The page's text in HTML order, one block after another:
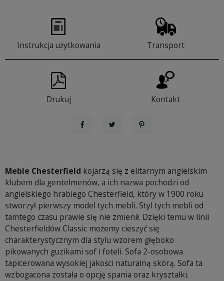
Instrukcja użytkowania Transport
Drukuj Kontakt
UdostępnijTweetujPinterest
Meble Chesterfield kojarzą się z elitarnym angielskim
klubem dla gentelmenów, a ich nazwa pochodzi od
angielskiego hrabiego Chesterfield, który w 1900 roku
stworzył pierwszy model tych mebli. Styl tych mebli od
tamtego czasu prawie się nie zmienił. Dzięki temu w linii
Chesterfieldów Classic możemy cieszyć się
charakterystycznym dla stylu wzorem głęboko
pikowanych guzikami sof i foteli. Sofa 2-osobowa
tapicerowana wysokiej jakości naturalną skórą. Sofa ta
wzbogacona została o opcję spania oraz kryształki.